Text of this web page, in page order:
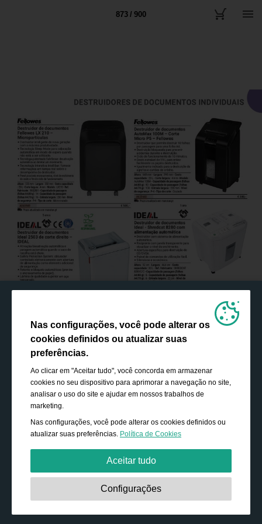
873 / 900
Nas configurações, você pode alterar os
cookies definidos ou atualizar suas
preferências.
Ao clicar em "Aceitar tudo", você concorda em armazenar
cookies no seu dispositivo para aprimorar a navegação no site,
analisar o uso do site e ajudar em nossos trabalhos de
marketing.
Nas configurações, você pode alterar os cookies definidos ou
atualizar suas preferências. Política de Cookies
Aceitar tudo
Estritamente necessário:
Os cookies são essenciais para
ativar funcionalidades básicas, como navegação,
Configurações